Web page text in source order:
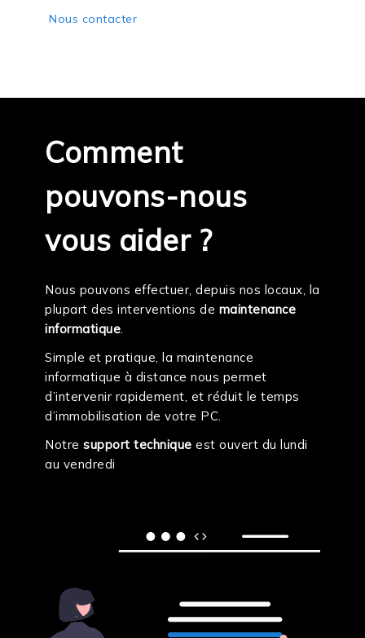
Nous contacter
Comment
pouvons-nous
vous aider ?
Nous pouvons effectuer, depuis nos locaux, la
plupart des interventions de maintenance
informatique.
Simple et pratique, la maintenance
informatique à distance nous permet
d’intervenir rapidement, et réduit le temps
d’immobilisation de votre PC.
Notre support technique est ouvert du lundi
au vendredi